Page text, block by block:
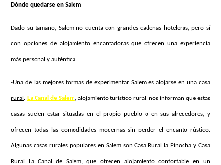
Dónde quedarse en Salem
Dado su tamaño, Salem no cuenta con grandes cadenas hoteleras, pero sí
con opciones de alojamiento encantadoras que ofrecen una experiencia
más personal y auténtica.
-Una de las mejores formas de experimentar Salem es alojarse en una casa
rural . La Canal de Salem, alojamiento turístico rural, nos informan que estas
casas suelen estar situadas en el propio pueblo o en sus alrededores, y
ofrecen todas las comodidades modernas sin perder el encanto rústico.
Algunas casas rurales populares en Salem son Casa Rural la Pinocha y Casa
Rural La Canal de Salem, que ofrecen alojamiento confortable en un